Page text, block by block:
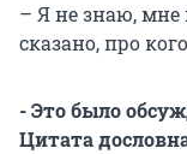
– Я не знаю, мне
сказано, про
- Это было
Цитата